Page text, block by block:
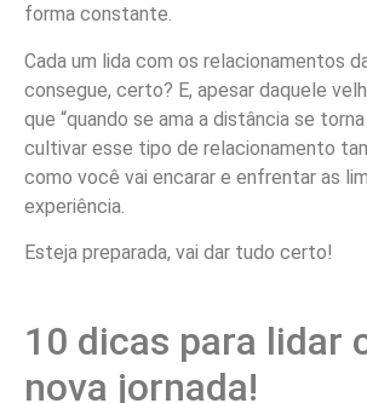
forma constante.
Cada um lida com os relacionamentos
consegue, certo? E, apesar daquele
que “quando se ama a distância se
cultivar esse tipo de relacionamento
como você vai encarar e enfrentar as
experiência.
Esteja preparada, vai dar tudo certo!
10 dicas para lidar
nova jornada!